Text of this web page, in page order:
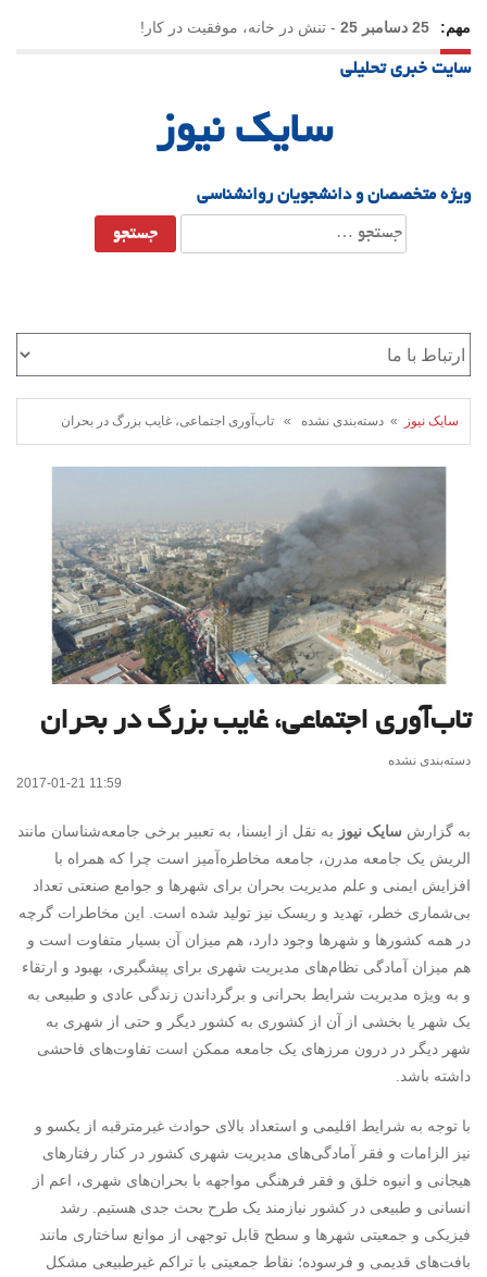
مهم: 25 دسامبر 25 - تنش در خانه، موفقیت در کار!
23 دسامبر 25
-یلدا؛ نماد تاب‌آوری اجتماعی در روزگار دشوار
سایت خبری تحلیلی
سایک نیوز
ویژه متخصصان و دانشجویان روانشناسی
جستجو
برای:
سایک نیوز » دسته‌بندی نشده » تاب‌آوری اجتماعی، غایب بزرگ در بحران
تاب‌آوری اجتماعی، غایب بزرگ در بحران
دسته‌بندی نشده
2017-01-21 11:59
به گزارش سایک نیوز به نقل از ایسنا، به تعبیر برخی جامعه‌شناسان مانند
الریش یک جامعه مدرن، جامعه مخاطره‌آمیز است چرا که همراه با
افزایش ایمنی و علم مدیریت بحران برای شهرها و جوامع صنعتی تعداد
بی‌شماری خطر، تهدید و ریسک نیز تولید شده است. این مخاطرات گرچه
در همه کشورها و شهرها وجود دارد، هم میزان آن بسیار متفاوت است و
هم میزان آمادگی نظام‌های مدیریت شهری برای پیشگیری، بهبود و ارتقاء
و به ویژه مدیریت شرایط بحرانی و برگرداندن زندگی عادی و طبیعی به
یک شهر یا بخشی از آن از کشوری به کشور دیگر و حتی از شهری به
شهر دیگر در درون مرزهای یک جامعه ممکن است تفاوت‌های فاحشی
داشته باشد.
با توجه به شرایط اقلیمی و استعداد بالای حوادث غیرمترقبه از یکسو و
نیز الزامات و فقر آمادگی‌های مدیریت شهری کشور در کنار رفتارهای
هیجانی و انبوه خلق و فقر فرهنگی مواجهه با بحران‌های شهری، اعم از
انسانی و طبیعی در کشور نیازمند یک طرح بحث جدی هستیم. رشد
فیزیکی و جمعیتی شهرها و سطح قابل توجهی از موانع ساختاری مانند
بافت‌های قدیمی و فرسوده؛ نقاط جمعیتی با تراکم غیرطبیعی مشکل